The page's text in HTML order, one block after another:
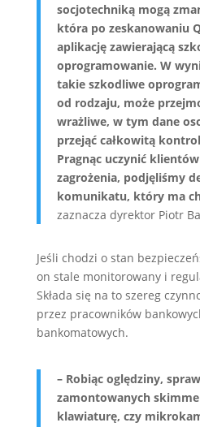
socjotechniką mogą
która po zeskanowaniu
aplikację zawierającą
oprogramowanie. W
takie szkodliwe
od rodzaju, może
wrażliwe, w tym dane
przejąć całkowitą
Pragnąc uczynić
zagrożenia, podjęliśmy
komunikatu, który ma
zaznacza dyrektor Piotr
Jeśli chodzi o stan
on stale monitorowany i
Składa się na to szereg
przez pracowników
bankomatowych.
– Robiąc oględziny,
zamontowanych
klawiaturę, czy